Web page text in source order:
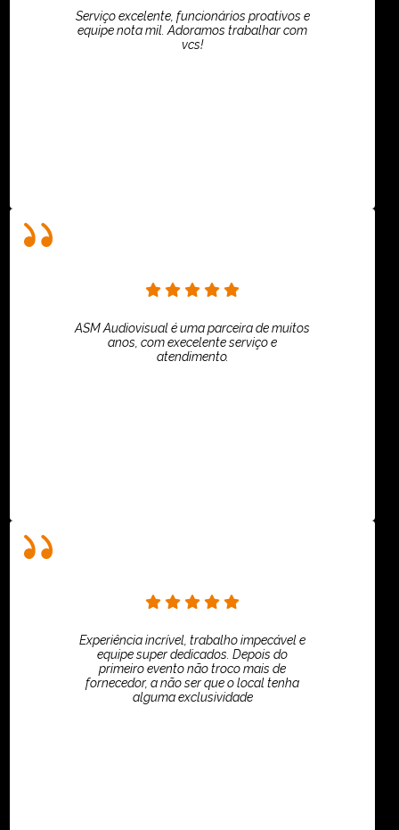
Serviço excelente, funcionários proativos e
equipe nota mil. Adoramos trabalhar com
vcs!
ASM Audiovisual é uma parceira de muitos
anos, com execelente serviço e
atendimento.
Experiência incrível, trabalho impecável e
equipe super dedicados. Depois do
primeiro evento não troco mais de
fornecedor, a não ser que o local tenha
alguma exclusividade